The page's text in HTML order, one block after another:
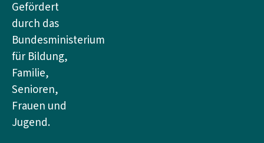
Gefördert
durch das
Bundesministerium
für Bildung,
Familie,
Senioren,
Frauen und
Jugend.